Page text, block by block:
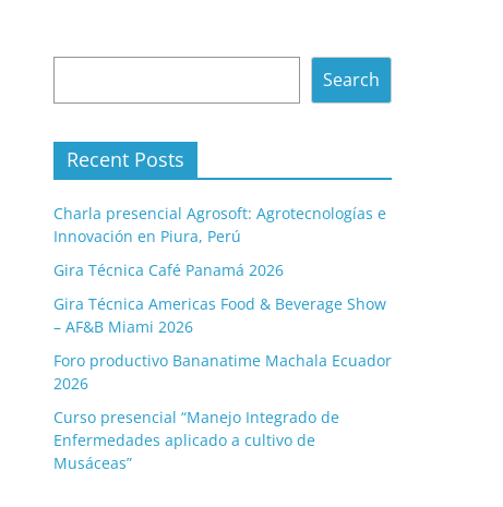
Search
Recent Posts
Charla presencial Agrosoft: Agrotecnologías e
Innovación en Piura, Perú
Gira Técnica Café Panamá 2026
Gira Técnica Americas Food & Beverage Show
– AF&B Miami 2026
Foro productivo Bananatime Machala Ecuador
2026
Curso presencial “Manejo Integrado de
Enfermedades aplicado a cultivo de
Musáceas”